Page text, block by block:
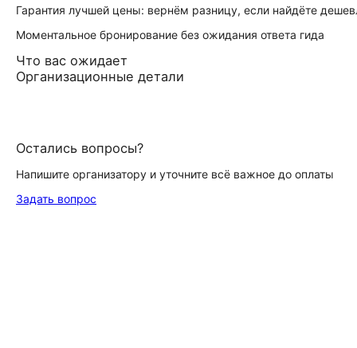
Гарантия лучшей цены: вернём разницу, если найдёте
Моментальное бронирование без ожидания ответа гида
Что вас ожидает
Организационные детали
Остались вопросы?
Напишите организатору и уточните всё важное до оплаты
Задать вопрос